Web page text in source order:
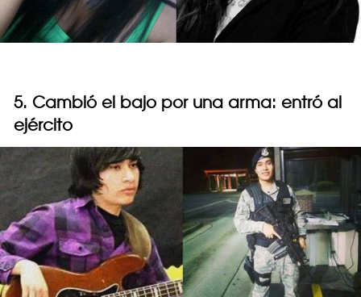
5. Cambió el bajo por una arma: entró al
ejército